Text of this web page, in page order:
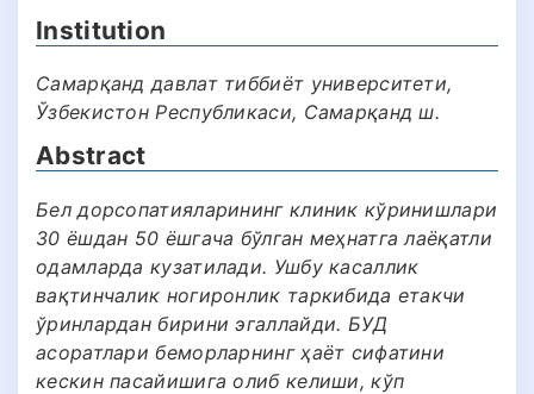
Institution
Самарқанд давлат тиббиëт университети,
Ўзбекистон Республикаси, Самарқанд ш.
Abstract
Бел дорсопатияларининг клиник кўринишлари
30 ёшдан 50 ёшгача бўлган меҳнатга лаёқатли
одамларда кузатилади. Ушбу касаллик
вақтинчалик ногиронлик таркибида етакчи
ўринлардан бирини эгаллайди. БУД
асоратлари беморларнинг ҳаёт сифатини
кескин пасайишига олиб келиши, кўп